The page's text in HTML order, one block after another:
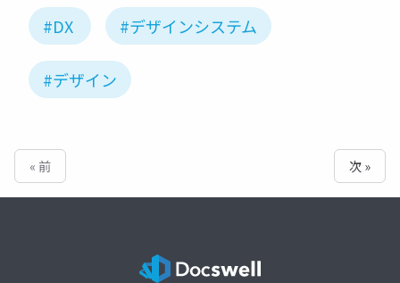
#DX #デザインシステム
#デザイン
« 前 次 »